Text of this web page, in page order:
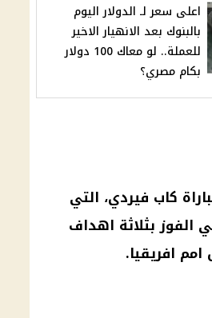
اعلى سعر لـ الدولار اليوم
بالبنوك بعد الانهيار الاخير
للعملة.. لو معاك 100 دولار
بكام مصري؟
كاب فيردي، التي
الفوز بثلاثة اهداف
امم افريقيا.